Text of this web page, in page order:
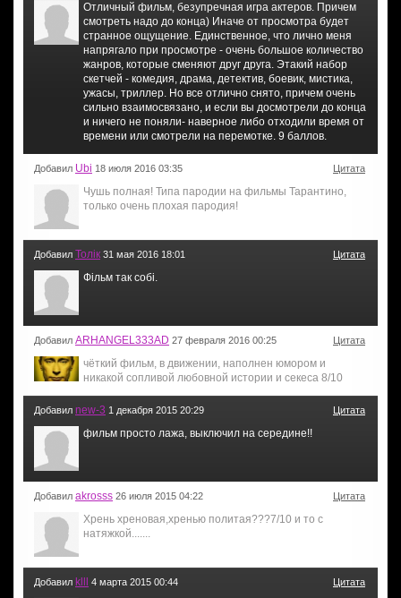
Отличный фильм, безупречная игра актеров. Причем
смотреть надо до конца) Иначе от просмотра будет
странное ощущение. Единственное, что лично меня
напрягало при просмотре - очень большое количество
жанров, которые сменяют друг друга. Этакий набор
скетчей - комедия, драма, детектив, боевик, мистика,
ужасы, триллер. Но все отлично снято, причем очень
сильно взаимосвязано, и если вы досмотрели до конца
и ничего не поняли- наверное либо отходили время от
времени или смотрели на перемотке. 9 баллов.
Добавил Ubi 18 июля 2016 03:35 Цитата
Чушь полная! Типа пародии на фильмы Тарантино,
только очень плохая пародия!
Добавил Толiк 31 мая 2016 18:01 Цитата
Фiльм так собi.
Добавил ARHANGEL333AD 27 февраля 2016 00:25 Цитата
чёткий фильм, в движении, наполнен юмором и
никакой сопливой любовной истории и секеса 8/10
Добавил new-3 1 декабря 2015 20:29 Цитата
фильм просто лажа, выключил на середине!!
Добавил akrosss 26 июля 2015 04:22 Цитата
Хрень хреновая,хренью политая???7/10 и то с
натяжкой.......
Добавил klll 4 марта 2015 00:44 Цитата